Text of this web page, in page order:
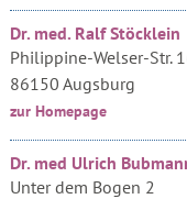
Dr. med. Ralf Stöcklein
Philippine-Welser-Str.
86150 Augsburg
zur Homepage
Dr. med Ulrich
Unter dem Bogen 2